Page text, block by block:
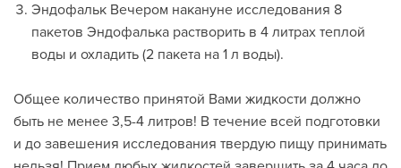
Эндофальк Вечером накануне исследования 8
пакетов Эндофалька растворить в 4 литрах теплой
воды и охладить (2 пакета на 1 л воды).
Общее количество принятой Вами жидкости должно
быть не менее 3,5-4 литров! В течение всей подготовки
и до завешения исследования твердую пищу принимать